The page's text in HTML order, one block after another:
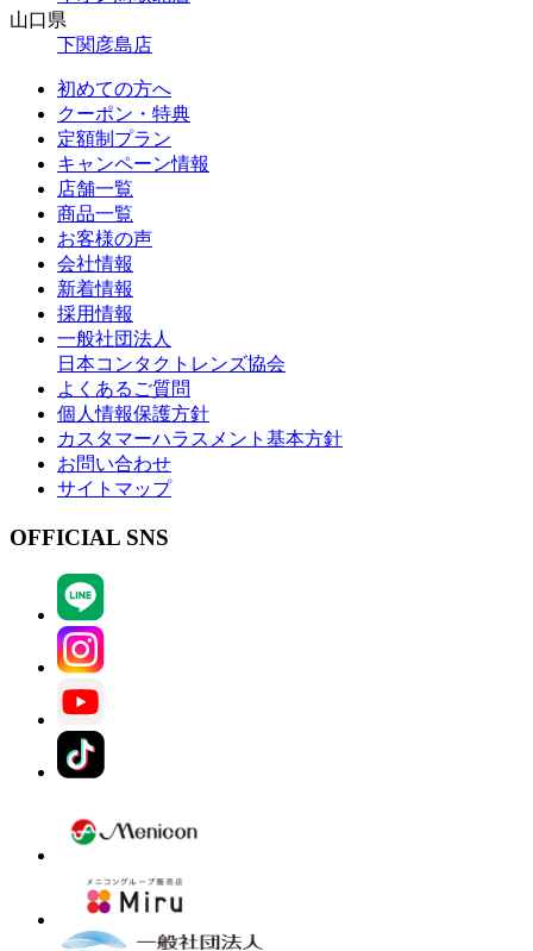
山口県
下関彦島店
初めての方へ
クーポン・特典
定額制プラン
キャンペーン情報
店舗一覧
商品一覧
お客様の声
会社情報
新着情報
採用情報
一般社団法人
日本コンタクトレンズ協会
よくあるご質問
個人情報保護方針
カスタマーハラスメント基本方針
お問い合わせ
サイトマップ
OFFICIAL SNS